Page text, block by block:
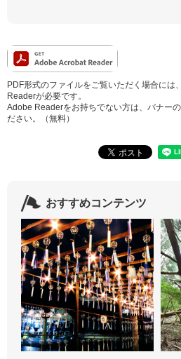
PDF形式のファイルをご覧いただく場合には
Readerが必要です。
Adobe Readerをお持ちでない方は、バナー
ださい。（無料）
おすすめコンテンツ